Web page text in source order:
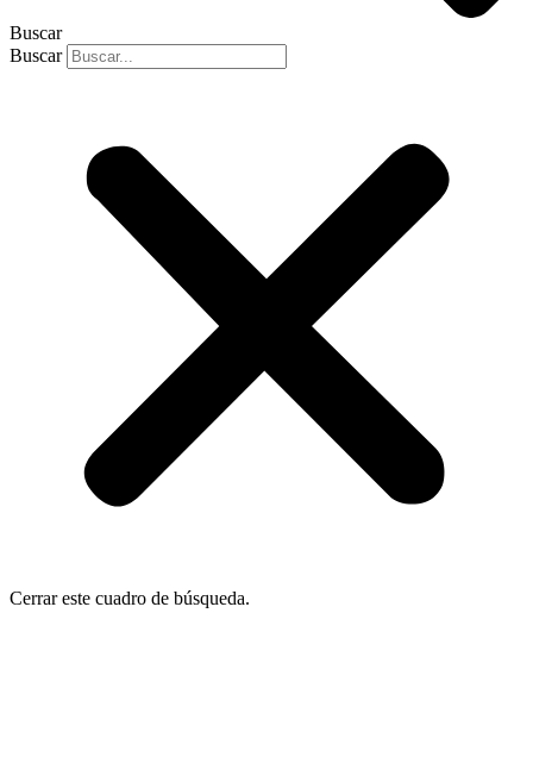
Buscar
Buscar
Cerrar este cuadro de búsqueda.